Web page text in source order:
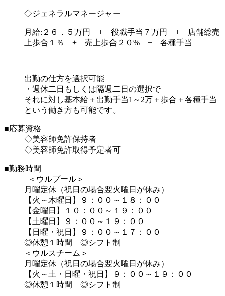
◇ジェネラルマネージャー
月給:２６．５万円 + 役職手当７万円 + 店舗総売
上歩合１％ + 売上歩合２０% + 各種手当
出勤の仕方を選択可能
・週休二日もしくは隔週二日の選択で
それに対し基本給＋出勤手当1～2万＋歩合＋各種手当
という働き方も可能です。
■応募資格
◇美容師免許保持者
◇美容師免許取得予定者可
■勤務時間
＜ウルプール＞
月曜定休（祝日の場合翌火曜日が休み）
【火～木曜日】９：００～１８：００
【金曜日】１０：００～１９：００
【土曜日】９：００～１９：００
【日曜・祝日】９：００～１７：００
◎休憩１時間 ◎シフト制
＜ウルスチーム＞
月曜定休（祝日の場合翌火曜日が休み）
【火～土・日曜・祝日】９：００～１９：００
◎休憩１時間 ◎シフト制